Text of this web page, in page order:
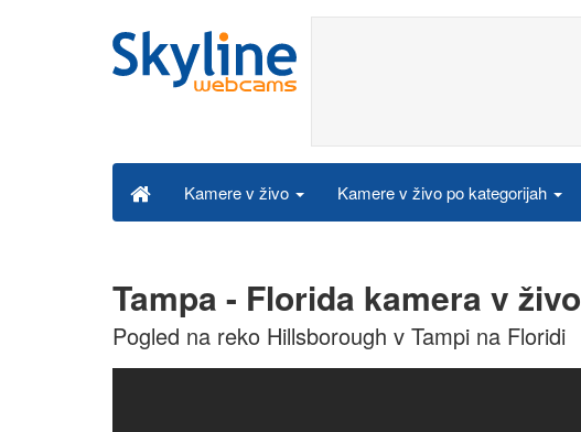
Kamere v živo Kamere v živo po kategorijah
Tampa - Florida kamera v živo
Pogled na reko Hillsborough v Tampi na Floridi